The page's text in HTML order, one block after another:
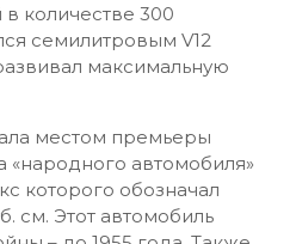
количестве 300
семилитровым V12
максимальную
местом премьеры
«народного автомобиля»
которого обозначал
см. Этот автомобиль